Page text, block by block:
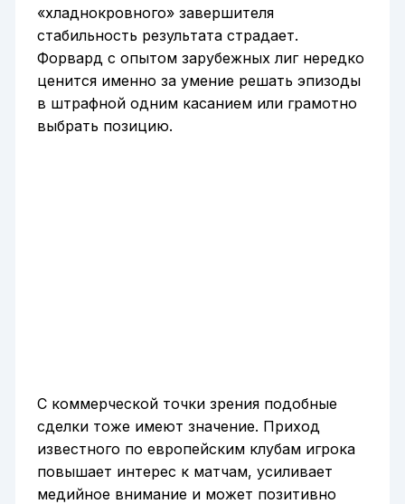
«хладнокровного» завершителя
стабильность результата страдает.
Форвард с опытом зарубежных лиг нередко
ценится именно за умение решать эпизоды
в штрафной одним касанием или грамотно
выбрать позицию.
С коммерческой точки зрения подобные
сделки тоже имеют значение. Приход
известного по европейским клубам игрока
повышает интерес к матчам, усиливает
медийное внимание и может позитивно